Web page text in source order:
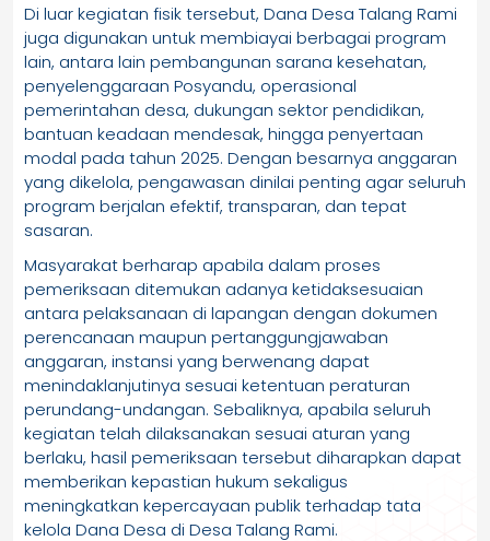
Di luar kegiatan fisik tersebut, Dana Desa Talang Rami
juga digunakan untuk membiayai berbagai program
lain, antara lain pembangunan sarana kesehatan,
penyelenggaraan Posyandu, operasional
pemerintahan desa, dukungan sektor pendidikan,
bantuan keadaan mendesak, hingga penyertaan
modal pada tahun 2025. Dengan besarnya anggaran
yang dikelola, pengawasan dinilai penting agar seluruh
program berjalan efektif, transparan, dan tepat
sasaran.
Masyarakat berharap apabila dalam proses
pemeriksaan ditemukan adanya ketidaksesuaian
antara pelaksanaan di lapangan dengan dokumen
perencanaan maupun pertanggungjawaban
anggaran, instansi yang berwenang dapat
menindaklanjutinya sesuai ketentuan peraturan
perundang-undangan. Sebaliknya, apabila seluruh
kegiatan telah dilaksanakan sesuai aturan yang
berlaku, hasil pemeriksaan tersebut diharapkan dapat
memberikan kepastian hukum sekaligus
meningkatkan kepercayaan publik terhadap tata
kelola Dana Desa di Desa Talang Rami.